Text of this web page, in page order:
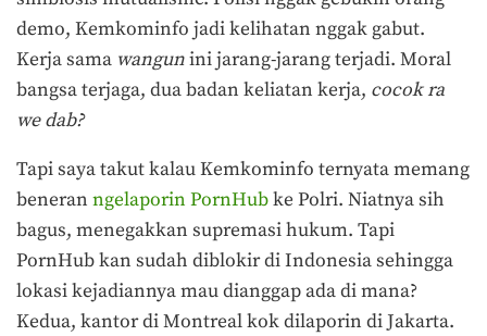
demo, Kemkominfo jadi kelihatan nggak gabut.
Kerja sama wangunini jarang-jarang terjadi. Moral
bangsa terjaga, dua badan keliatan kerja, cocok ra
we dab?
Tapi saya takut kalau Kemkominfo ternyata memang
beneran ngelaporin PornHubke Polri. Niatnya sih
bagus, menegakkan supremasi hukum. Tapi
PornHub kan sudah diblokir di Indonesia sehingga
lokasi kejadiannya mau dianggap ada di mana?
Kedua, kantor di Montreal kok dilaporin di Jakarta.